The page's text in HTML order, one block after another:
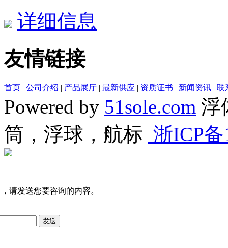
详细信息
友情链接
首页 | 公司介绍 | 产品展厅 | 最新供应 | 资质证书 | 新闻资讯 | 联
Powered by 51sole.com 浮
筒，浮球，航标 浙ICP备
请发送您要咨询的内容。